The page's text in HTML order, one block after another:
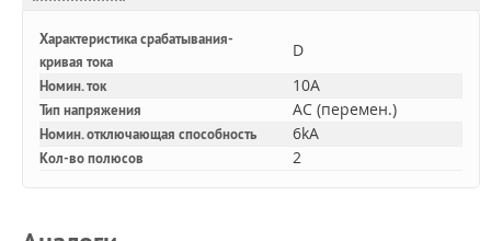
Характеристика срабатывания-
кривая тока
D
Номин. ток 10A
Тип напряжения AC (перемен.)
Номин. отключающая способность 6kA
Кол-во полюсов 2